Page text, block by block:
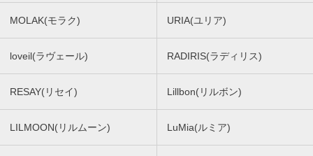
MOLAK(モラク) URIA(ユリア)
loveil(ラヴェール) RADIRIS(ラディリス)
RESAY(リセイ) Lillbon(リルボン)
LILMOON(リルムーン) LuMia(ルミア)